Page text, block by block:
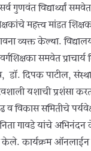
गुणवंत विद्यार्थ्यां
महत्त्व मांडत
व्यक्त केल्या.
समवेत
डॉ. दिपक पाटील,
यशाची प्रशंसा
व विकास समितीचे
गावडे यांचे
केले. कार्यक्रम ऑनलाईन